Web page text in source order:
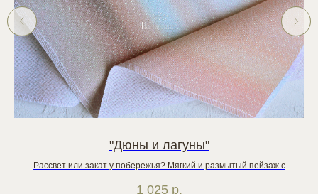
"Дюны и лагуны"
Рассвет или закат у побережья? Мягкий и размытый пейзаж с
из нежной пастели: бежевые, голубые, розоватые и серые оттенки
1 025 р.